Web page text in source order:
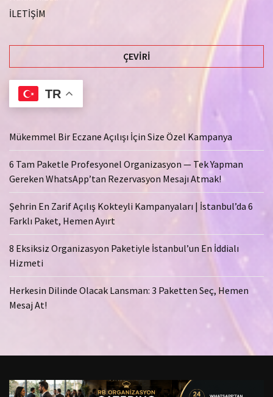
İLETİŞİM
ÇEVIRI
TR
Mükemmel Bir Eczane Açılışı İçin Size Özel Kampanya
6 Tam Paketle Profesyonel Organizasyon — Tek Yapman
Gereken WhatsApp’tan Rezervasyon Mesajı Atmak!
Şehrin En Zarif Açılış Kokteyli Kampanyaları | İstanbul’da 6
Farklı Paket, Hemen Ayırt
8 Eksiksiz Organizasyon Paketiyle İstanbul’un En İddialı
Hizmeti
Herkesin Dilinde Olacak Lansman: 3 Paketten Seç, Hemen
Mesaj At!